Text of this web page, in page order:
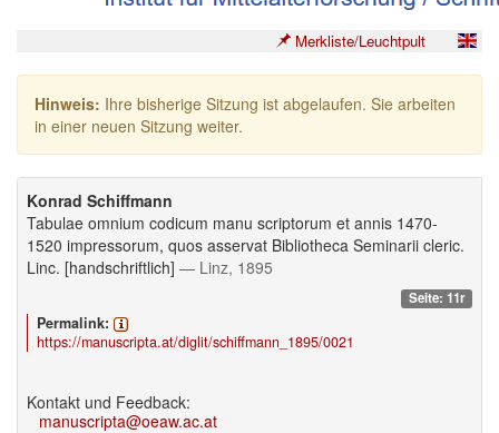
Merkliste/Leuchtpult
Hinweis: Ihre bisherige Sitzung ist abgelaufen. Sie arbeiten
in einer neuen Sitzung weiter.
Konrad Schiffmann
Tabulae omnium codicum manu scriptorum et annis 1470-
1520 impressorum, quos asservat Bibliotheca Seminarii cleric.
Linc. [handschriftlich] — Linz, 1895
Seite: 11r
Permalink:
https://manuscripta.at/diglit/schiffmann_1895/0021
Kontakt und Feedback:
manuscripta@oeaw.ac.at